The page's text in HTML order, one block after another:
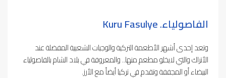
الفاصولياء.
وتعد إحدى أشهر الأطعمة التركية والوجبات الشعبية المفضلة عند
الأتراك والتي لايخلو مطعم منها.. والمعروفة في بلاد الشام بالفاصولياء
البيضاء أو المجففة وتقدم في تركيا أيضاً مع الأرز.